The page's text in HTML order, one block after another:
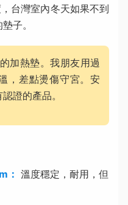
台灣室內冬天如果不到
子。
加熱墊。我朋友用過
，差點燙傷守宮。安
證的產品。
： 溫度穩定，耐用，但